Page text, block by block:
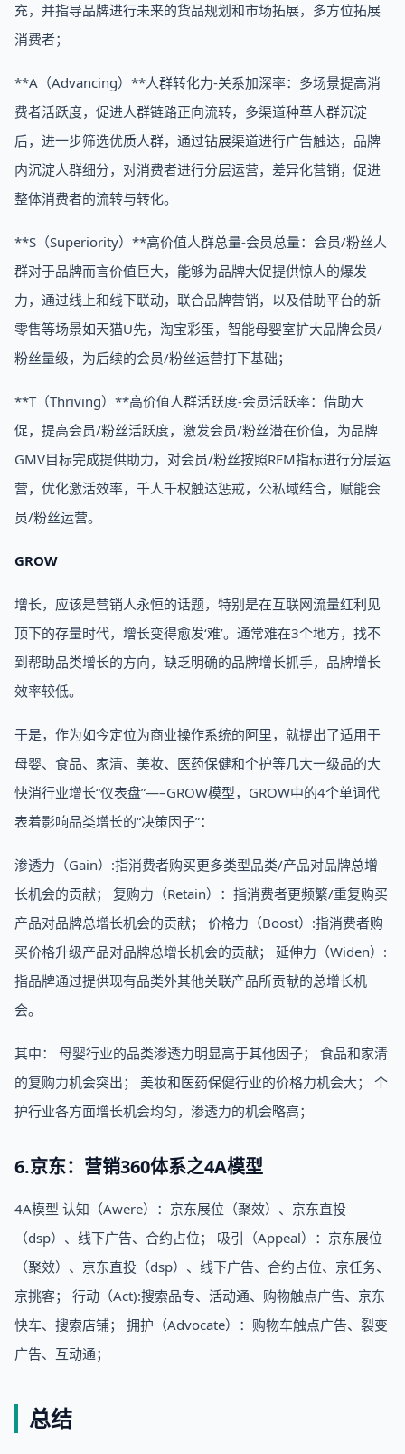
充，并指导品牌进行未来的货品规划和市场拓展，多方位拓展
消费者；
**A（Advancing）**人群转化力-关系加深率：多场景提高消
费者活跃度，促进人群链路正向流转，多渠道种草人群沉淀
后，进一步筛选优质人群，通过钻展渠道进行广告触达，品牌
内沉淀人群细分，对消费者进行分层运营，差异化营销，促进
整体消费者的流转与转化。
**S（Superiority）**高价值人群总量-会员总量：会员/粉丝人
群对于品牌而言价值巨大，能够为品牌大促提供惊人的爆发
力，通过线上和线下联动，联合品牌营销，以及借助平台的新
零售等场景如天猫U先，淘宝彩蛋，智能母婴室扩大品牌会员/
粉丝量级，为后续的会员/粉丝运营打下基础；
**T（Thriving）**高价值人群活跃度-会员活跃率：借助大
促，提高会员/粉丝活跃度，激发会员/粉丝潜在价值，为品牌
GMV目标完成提供助力，对会员/粉丝按照RFM指标进行分层运
营，优化激活效率，千人千权触达惩戒，公私域结合，赋能会
员/粉丝运营。
GROW
增长，应该是营销人永恒的话题，特别是在互联网流量红利见
顶下的存量时代，增长变得愈发‘难’。通常难在3个地方，找不
到帮助品类增长的方向，缺乏明确的品牌增长抓手，品牌增长
效率较低。
于是，作为如今定位为商业操作系统的阿里，就提出了适用于
母婴、食品、家清、美妆、医药保健和个护等几大一级品的大
快消行业增长“仪表盘”—–GROW模型，GROW中的4个单词代
表着影响品类增长的“决策因子”：
渗透力（Gain）:指消费者购买更多类型品类/产品对品牌总增
长机会的贡献； 复购力（Retain）：指消费者更频繁/重复购买
产品对品牌总增长机会的贡献； 价格力（Boost）:指消费者购
买价格升级产品对品牌总增长机会的贡献； 延伸力（Widen）:
指品牌通过提供现有品类外其他关联产品所贡献的总增长机
会。
其中： 母婴行业的品类渗透力明显高于其他因子； 食品和家清
的复购力机会突出； 美妆和医药保健行业的价格力机会大； 个
护行业各方面增长机会均匀，渗透力的机会略高；
6.京东：营销360体系之4A模型
4A模型 认知（Awere）：京东展位（聚效）、京东直投
（dsp）、线下广告、合约占位； 吸引（Appeal）：京东展位
（聚效）、京东直投（dsp）、线下广告、合约占位、京任务、
京挑客； 行动（Act):搜索品专、活动通、购物触点广告、京东
快车、搜索店铺； 拥护（Advocate）：购物车触点广告、裂变
广告、互动通；
总结